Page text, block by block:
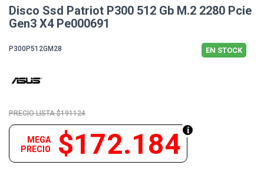
Disco Ssd Patriot P300 512 Gb M.2 2280 Pcie
Gen3 X4 Pe000691
P300P512GM28 EN STOCK
$191124
$172.184
MEGA
PRECIO